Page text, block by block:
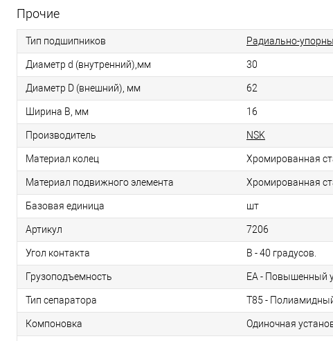
Прочие
Тип подшипников Радиально-
Диаметр d (внутренний),мм 30
Диаметр D (внешний), мм 62
Ширина B, мм 16
Производитель NSK
Материал колец Хромированная
Материал подвижного элемента Хромированная
Базовая единица шт
Артикул 7206
Угол контакта B - 40 градусов.
Грузоподъемность EA - Повышенный
Тип сепаратора T85 -
Компоновка Одиночная